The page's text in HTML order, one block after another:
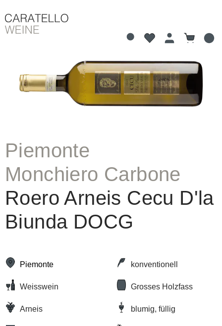
Bildergalerie überspringen
Piemonte
Monchiero Carbone
Roero Arneis Cecu D'la
Biunda DOCG
Piemonte konventionell
Weisswein Grosses Holzfass
Arneis blumig, füllig